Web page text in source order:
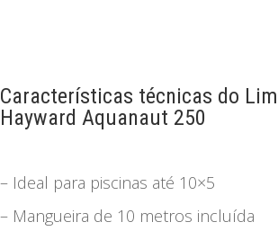
Características técnicas do
Hayward Aquanaut 250
– Ideal para piscinas até 10×5
– Mangueira de 10 metros incluída